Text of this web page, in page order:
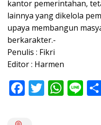
kantor pemerintahan,
lainnya yang dikelola
upaya membangun
berkarakter.-
Penulis : Fikri
Editor : Harmen
F T W Li